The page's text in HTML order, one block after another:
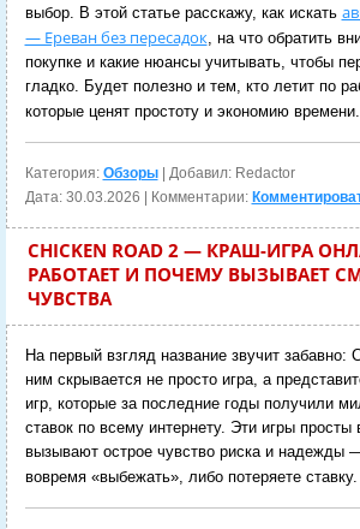
выбор. В этой статье расскажу, как искать
— Ереван без пересадок, на что обратить
покупке и какие нюансы учитывать, чтобы
гладко. Будет полезно и тем, кто летит по
которые ценят простоту и экономию времени.
Категория: Обзоры| Добавил: Redactor
Дата: 30.03.2026 | Комментарии:
CHICKEN ROAD 2 — КРАШ-ИГРА
РАБОТАЕТ И ПОЧЕМУ ВЫЗЫВАЕТ
ЧУВСТВА
На первый взгляд название звучит забавно:
ним скрывается не просто игра, а
игр, которые за последние годы получили
ставок по всему интернету. Эти игры просты
вызывают острое чувство риска и надежды
вовремя «выбежать», либо потеряете ставку.